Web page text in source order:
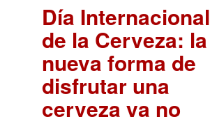
Día Internacional
de la Cerveza: la
nueva forma de
disfrutar una
cerveza ya no